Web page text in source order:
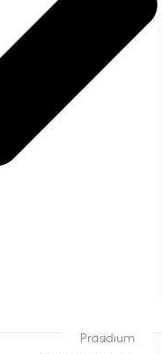
Präsidium